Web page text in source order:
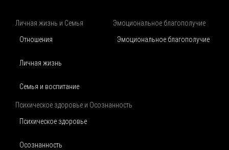
Личная жизнь и Семья
Отношения
Личная жизнь
Семья и воспитание
Эмоциональное благополучие
Эмоциональное благополучие
Психическое здоровье и Осознанность
Психическое здоровье
Осознанность